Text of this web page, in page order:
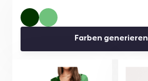
Farben generieren